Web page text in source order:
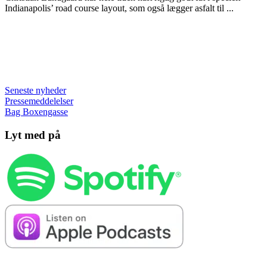
Indianapolis’ road course layout, som også lægger asfalt til ...
Seneste nyheder
Pressemeddelelser
Bag Boxengasse
Lyt med på